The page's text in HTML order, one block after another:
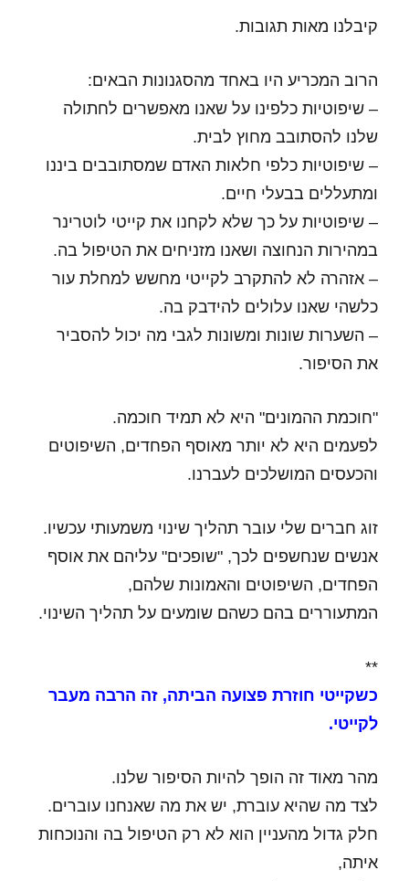
קיבלנו מאות תגובות.
הרוב המכריע היו באחד מהסגנונות הבאים:
– שיפוטיות כלפינו על שאנו מאפשרים לחתולה
שלנו להסתובב מחוץ לבית.
– שיפוטיות כלפי חלאות האדם שמסתובבים ביננו
ומתעללים בבעלי חיים.
– שיפוטיות על כך שלא לקחנו את קייטי לוטרינר
במהירות הנחוצה ושאנו מזניחים את הטיפול בה.
– אזהרה לא להתקרב לקייטי מחשש למחלת עור
כלשהי שאנו עלולים להידבק בה.
– השערות שונות ומשונות לגבי מה יכול להסביר
את הסיפור.
"חוכמת ההמונים" היא לא תמיד חוכמה.
לפעמים היא לא יותר מאוסף הפחדים, השיפוטים
והכעסים המושלכים לעברנו.
זוג חברים שלי עובר תהליך שינוי משמעותי עכשיו.
אנשים שנחשפים לכך, "שופכים" עליהם את אוסף
הפחדים, השיפוטים והאמונות שלהם,
המתעוררים בהם כשהם שומעים על תהליך השינוי.
**
כשקייטי חוזרת פצועה הביתה, זה הרבה מעבר
לקייטי.
מהר מאוד זה הופך להיות הסיפור שלנו.
לצד מה שהיא עוברת, יש את מה שאנחנו עוברים.
חלק גדול מהעניין הוא לא רק הטיפול בה והנוכחות
איתה,